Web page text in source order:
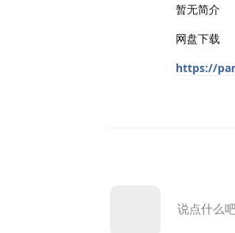
暂无简介
网盘下载
https://
说点什么